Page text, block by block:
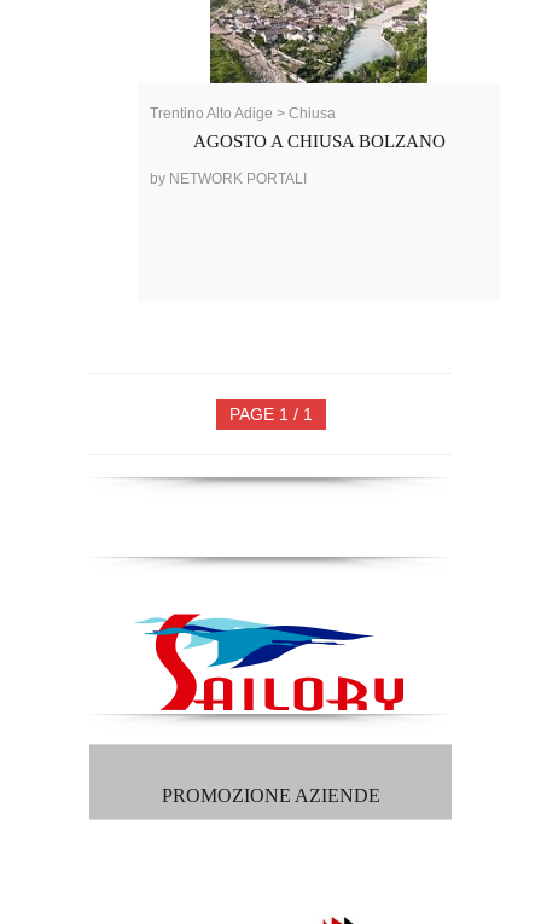
Trentino Alto Adige > Chiusa
AGOSTO A CHIUSA BOLZANO
by NETWORK PORTALI
PAGE 1 / 1
PROMOZIONE AZIENDE